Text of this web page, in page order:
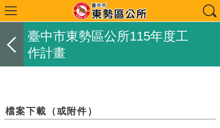
臺中市東勢區公所115年度工
作計畫
檔案下載（或附件）